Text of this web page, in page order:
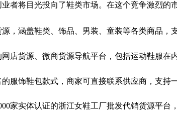
者将目光投向了鞋类市场。在这个竞争激烈
，涵盖鞋类、饰品、男装、童装等各类商品，
店货源、微商货源导航平台，包括运动鞋服在
服饰鞋包款式，商家可直接联系供应商，支
家实体认证的浙江女鞋工厂批发代销货源平台